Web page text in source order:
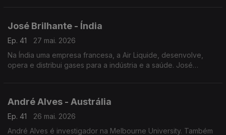
José Brilhante - Índia
Ep. 41
27 mai. 2026
Na Índia uma empresa francesa, a Air Liquide, desenvolve,
opera e distribui gases para a indústria e a saúde. José
André Alves - Austrália
Ep. 41
26 mai. 2026
André Alves é investigador na Melbourne University. Também